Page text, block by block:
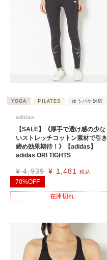
YOGA PILATES ゆうパケ対応
adidas
【SALE】《厚手で透け感の少な
いストレッチコットン素材で引き
締め効果期待！》【adidas】
adidas ORI TIGHTS
¥ 4,939 ¥ 1,481 税込
70%OFF
在庫切れ